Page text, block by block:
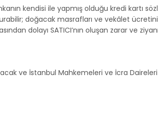
kendisi ile yapmış olduğu kredi kartı
doğacak masrafları ve vekâlet
dolayı SATICI’nın oluşan zarar ve
ve İstanbul Mahkemeleri ve İcra Daireleri